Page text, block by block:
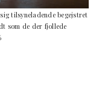
tilsyneladende begejstret
som de der fjollede